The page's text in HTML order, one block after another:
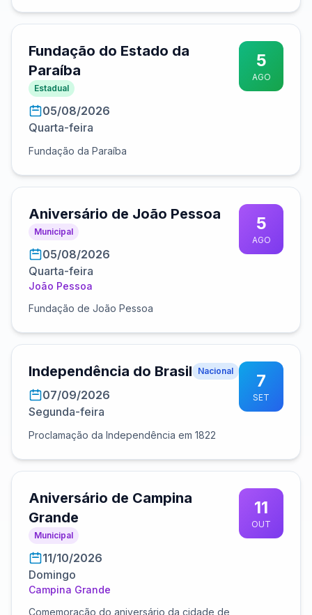
Fundação do Estado da
Paraíba
Estadual
05/08/2026
Quarta-feira
Fundação da Paraíba
5
AGO
Aniversário de João Pessoa
Municipal
05/08/2026
Quarta-feira
João Pessoa
Fundação de João Pessoa
5
AGO
Independência do Brasil Nacional
07/09/2026
Segunda-feira
Proclamação da Independência em 1822
7
SET
Aniversário de Campina
Grande
Municipal
11/10/2026
Domingo
Campina Grande
Comemoração do aniversário da cidade de
11
OUT